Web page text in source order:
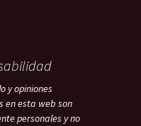
y opiniones
en esta web son
personales y no